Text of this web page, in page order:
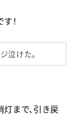
！
泣けた。
まで、引き戻